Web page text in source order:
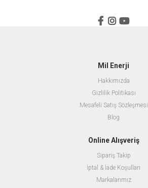
Mil Enerji
Hakkımızda
Gizlilik Politikası
Mesafeli Satış Sözleşmesi
Blog
Online Alışveriş
Sipariş Takip
İptal & İade Koşulları
Markalarımız